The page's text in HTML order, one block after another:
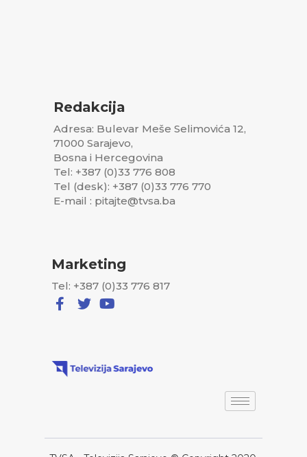
Redakcija
Adresa: Bulevar Meše Selimovića 12,
71000 Sarajevo,
Bosna i Hercegovina
Tel: +387 (0)33 776 808
Tel (desk): +387 (0)33 776 770
E-mail : pitajte@tvsa.ba
Marketing
Tel: +387 (0)33 776 817